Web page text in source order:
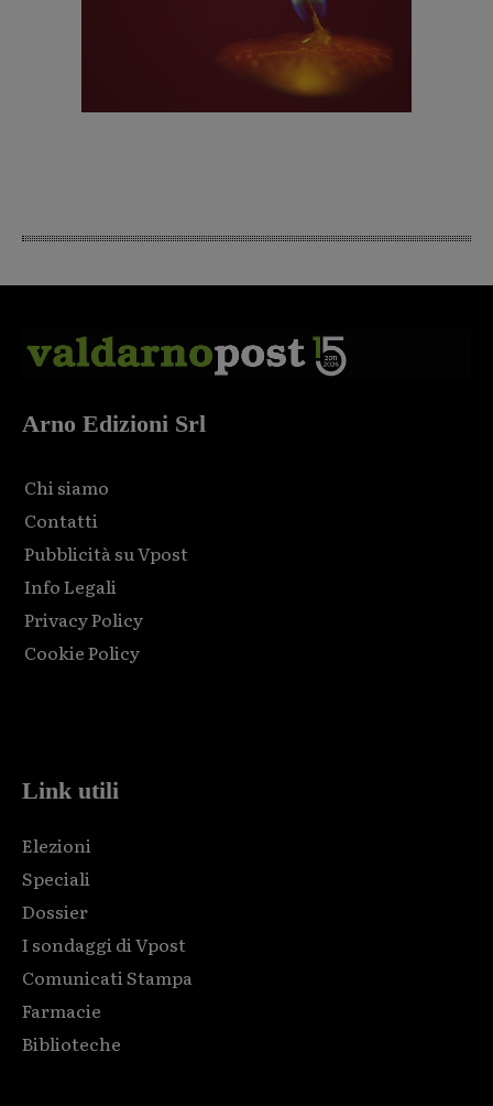
Arno Edizioni Srl
Chi siamo
Contatti
Pubblicità su Vpost
Info Legali
Privacy Policy
Cookie Policy
Link utili
Elezioni
Speciali
Dossier
I sondaggi di Vpost
Comunicati Stampa
Farmacie
Biblioteche